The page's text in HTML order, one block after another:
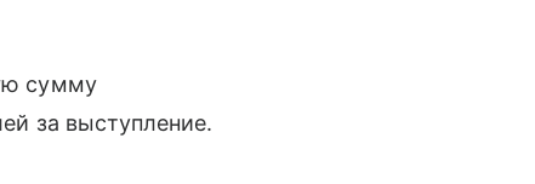
сумму
за выступление.